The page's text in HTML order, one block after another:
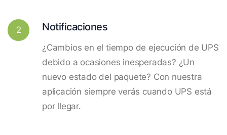
2 Notificaciones
¿Cambios en el tiempo de ejecución de UPS
debido a ocasiones inesperadas? ¿Un
nuevo estado del paquete? Con nuestra
aplicación siempre verás cuando UPS está
por llegar.